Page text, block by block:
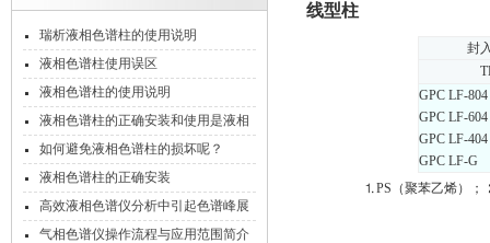
瑞析液相色谱柱的使用说明
液相色谱柱使用误区
液相色谱柱的使用说明
液相色谱柱的正确安装和使用是液相
色谱工作的关键
如何避免液相色谱柱的损坏呢？
液相色谱柱的正确安装
高效液相色谱仪分析中引起色谱峰展
宽的因素
气相色谱仪操作流程与应用范围简介
线型柱
封
GPC LF-804
GPC LF-604
GPC LF-404
GPC LF-G
⒈PS（聚苯乙烯）